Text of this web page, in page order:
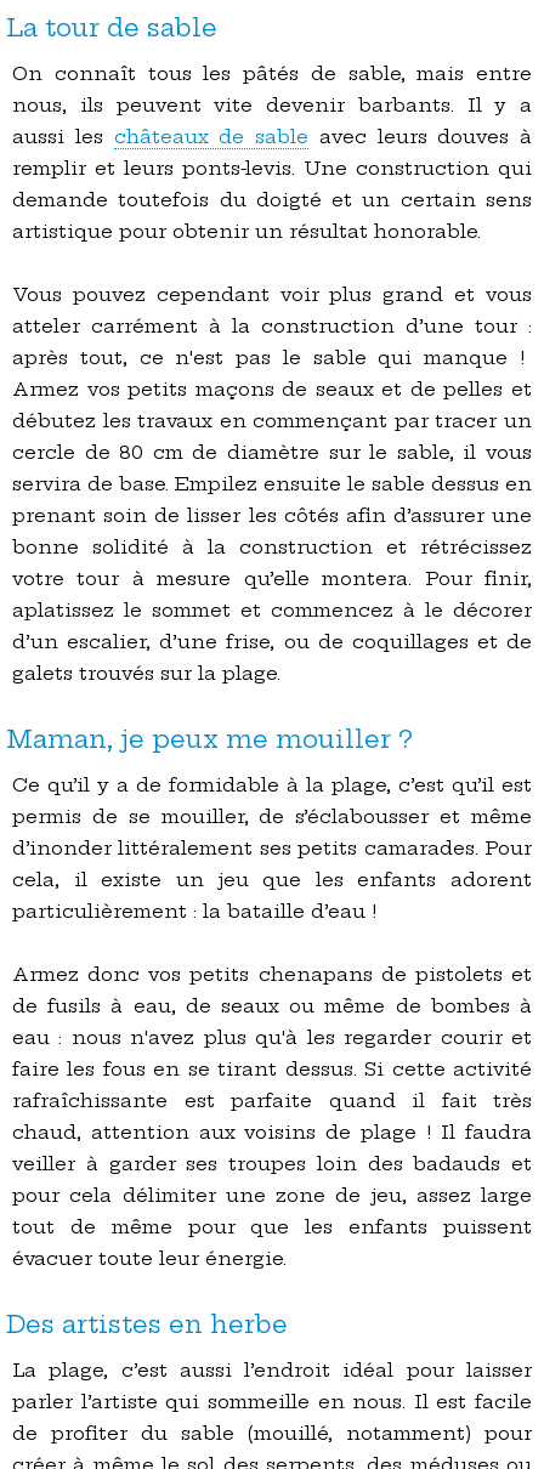
La tour de sable
On connaît tous les pâtés de sable, mais entre
nous, ils peuvent vite devenir barbants. Il y a
aussi les châteaux de sable avec leurs douves à
remplir et leurs ponts-levis. Une construction qui
demande toutefois du doigté et un certain sens
artistique pour obtenir un résultat honorable.
Vous pouvez cependant voir plus grand et vous
atteler carrément à la construction d’une tour :
après tout, ce n'est pas le sable qui manque !
Armez vos petits maçons de seaux et de pelles et
débutez les travaux en commençant par tracer un
cercle de 80 cm de diamètre sur le sable, il vous
servira de base. Empilez ensuite le sable dessus en
prenant soin de lisser les côtés afin d’assurer une
bonne solidité à la construction et rétrécissez
votre tour à mesure qu’elle montera. Pour finir,
aplatissez le sommet et commencez à le décorer
d’un escalier, d’une frise, ou de coquillages et de
galets trouvés sur la plage.
Maman, je peux me mouiller ?
Ce qu’il y a de formidable à la plage, c’est qu’il est
permis de se mouiller, de s’éclabousser et même
d’inonder littéralement ses petits camarades. Pour
cela, il existe un jeu que les enfants adorent
particulièrement : la bataille d’eau !
Armez donc vos petits chenapans de pistolets et
de fusils à eau, de seaux ou même de bombes à
eau : nous n'avez plus qu'à les regarder courir et
faire les fous en se tirant dessus. Si cette activité
rafraîchissante est parfaite quand il fait très
chaud, attention aux voisins de plage ! Il faudra
veiller à garder ses troupes loin des badauds et
pour cela délimiter une zone de jeu, assez large
tout de même pour que les enfants puissent
évacuer toute leur énergie.
Des artistes en herbe
La plage, c’est aussi l’endroit idéal pour laisser
parler l’artiste qui sommeille en nous. Il est facile
de profiter du sable (mouillé, notamment) pour